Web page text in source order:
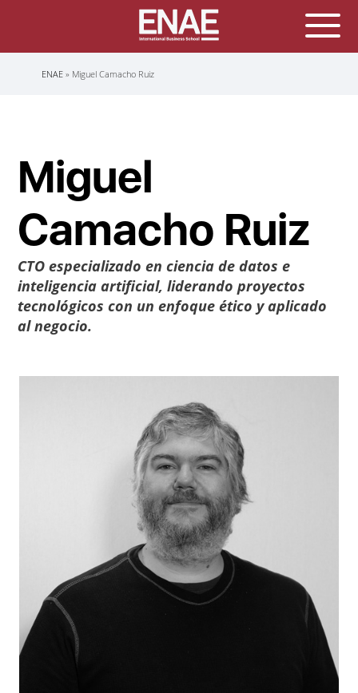
Sobrescribir
ENAE Miguel Camacho Ruiz
Miguel
Camacho Ruiz
CTO especializado en ciencia de datos e
inteligencia artificial, liderando proyectos
tecnológicos con un enfoque ético y aplicado
al negocio.